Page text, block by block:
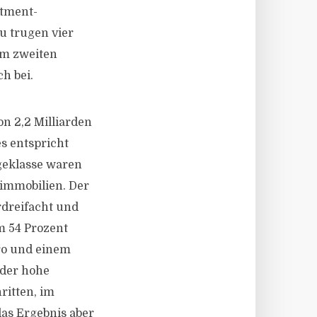
trugen vier
zweiten
bei.
2,2 Milliarden
entspricht
waren
Der
und
54 Prozent
und einem
hohe
im
Ergebnis aber